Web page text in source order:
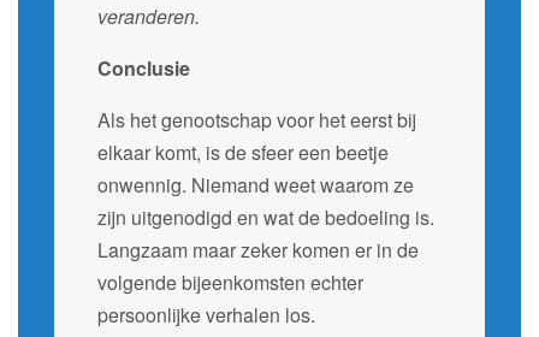
veranderen.
Conclusie
Als het genootschap voor het eerst bij
elkaar komt, is de sfeer een beetje
onwennig. Niemand weet waarom ze
zijn uitgenodigd en wat de bedoeling is.
Langzaam maar zeker komen er in de
volgende bijeenkomsten echter
persoonlijke verhalen los.